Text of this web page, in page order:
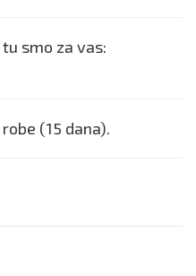
smo za vas:
(15 dana).